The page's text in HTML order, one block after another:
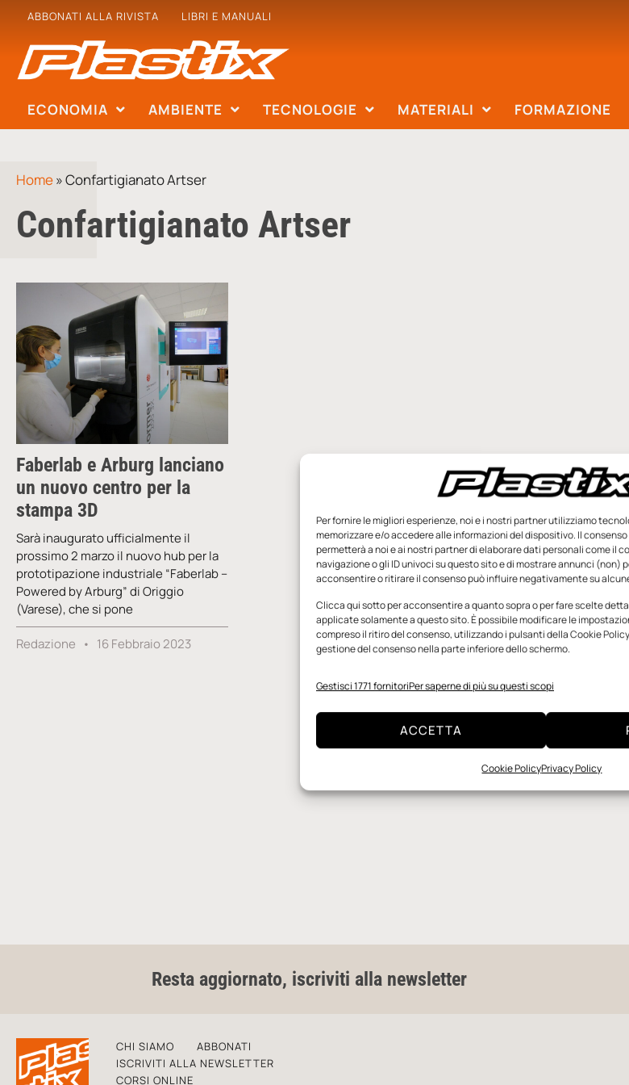
Per fornire le migliori esperienze, noi e i nostri partner utilizziamo
memorizzare e/o accedere alle informazioni del dispositivo. Il
permetterà a noi e ai nostri partner di elaborare dati personali come il
navigazione o gli ID univoci su questo sito e di mostrare annunci (non)
acconsentire o ritirare il consenso può influire negativamente su
Clicca qui sotto per acconsentire a quanto sopra o per fare scelte
applicate solamente a questo sito. È possibile modificare le
compreso il ritiro del consenso, utilizzando i pulsanti della Cookie
gestione del consenso nella parte inferiore dello schermo.
Gestisci 1771 fornitoriPer saperne di più su questi scopi
ACCETTA
Cookie PolicyPrivacy Policy
ABBONATI ALLA RIVISTA LIBRI E MANUALI
ECONOMIA AMBIENTE TECNOLOGIE MATERIALI FORMAZIONE
Home»Confartigianato Artser
Confartigianato Artser
Faberlab e Arburg lanciano
un nuovo centro per la
stampa 3D
Sarà inaugurato ufficialmente il
prossimo 2 marzo il nuovo hub per la
prototipazione industriale “Faberlab –
Powered by Arburg” di Origgio
(Varese), che si pone
Redazione 16 Febbraio 2023
Resta aggiornato, iscriviti alla newsletter
CHI SIAMO
ABBONATI
ISCRIVITI ALLA NEWSLETTER
CORSI ONLINE